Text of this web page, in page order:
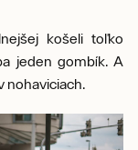
košeli toľko
jeden gombík. A
nohaviciach.